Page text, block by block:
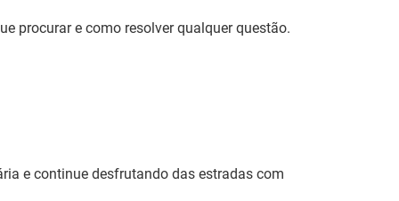
procurar e como resolver qualquer questão.
e continue desfrutando das estradas com